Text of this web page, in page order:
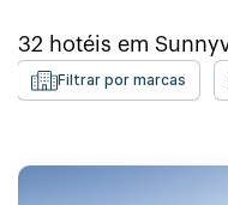
32 hotéis em
Filtrar por marcas